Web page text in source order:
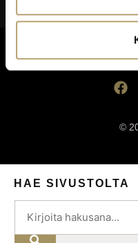
©
HAE SIVUSTOLTA